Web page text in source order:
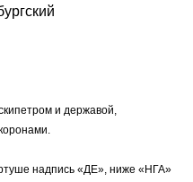
и державой,
надпись «ДЕ», ниже «НГА»